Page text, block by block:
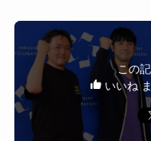
この
いいね